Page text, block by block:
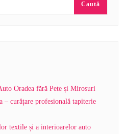
Caută
Oradea fără Pete și Mirosuri
– curățare profesională tapiterie
textile și a interioarelor auto